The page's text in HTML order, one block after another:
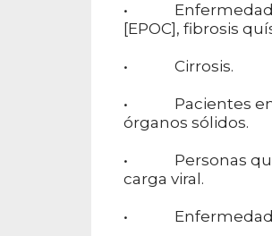
• Enfermedad
[EPOC], fibrosis
• Cirrosis.
• Pacientes en
órganos sólidos.
• Personas que
carga viral.
• Enfermedad